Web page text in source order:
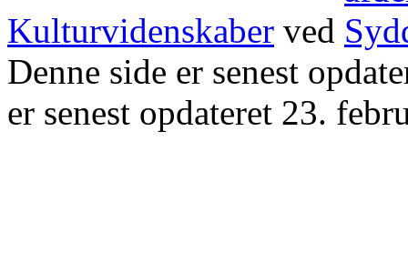
Kulturvidenskaber ved
Denne side er senest
er senest opdateret 23.